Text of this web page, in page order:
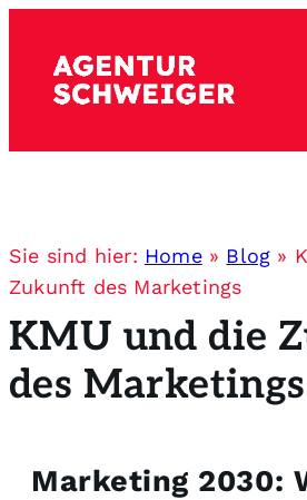
Sie sind hier: Home» Blog »
Zukunft des Marketings
KMU und die
des Marketings
Marketing 2030: